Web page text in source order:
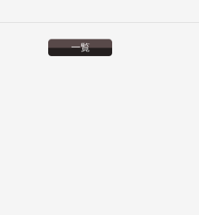
一覧